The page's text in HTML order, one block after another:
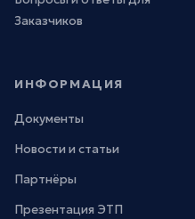
Заказчиков
ИНФОРМАЦИЯ
Документы
Новости и статьи
Партнёры
Презентация ЭТП